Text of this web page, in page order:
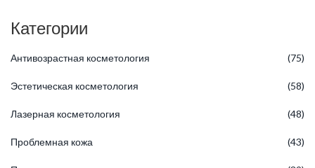
Категории
Антивозрастная косметология (75)
Эстетическая косметология (58)
Лазерная косметология (48)
Проблемная кожа (43)